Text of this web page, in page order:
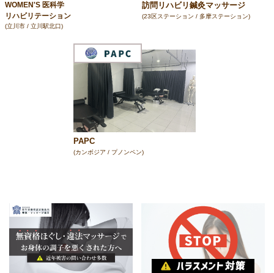
WOMEN'S 医科学
リハビリテーション
(立川市 / 立川駅北口)
訪問リハビリ鍼灸マッサージ
(23区ステーション / 多摩ステーション)
PAPC
(カンボジア / プノンペン)